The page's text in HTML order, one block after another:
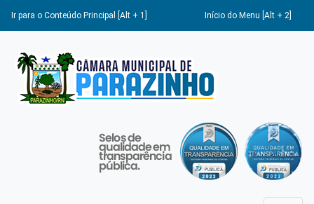
Ir para o Conteúdo Principal [Alt + 1] Início do Menu [Alt + 2]